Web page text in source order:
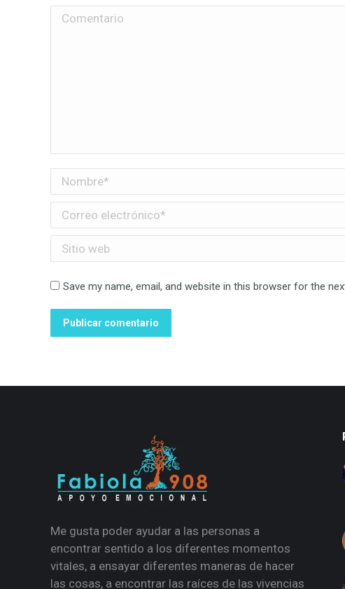
Comentario
Nombre *
Correo electrónico *
Sitio web
Save my name, email, and website in this browser for the
Publicar comentario
Me gusta poder ayudar a las personas a
encontrar sentido a los diferentes momentos
vitales, a ensayar diferentes maneras de hacer
las cosas, a encontrar las raíces de las vivencias